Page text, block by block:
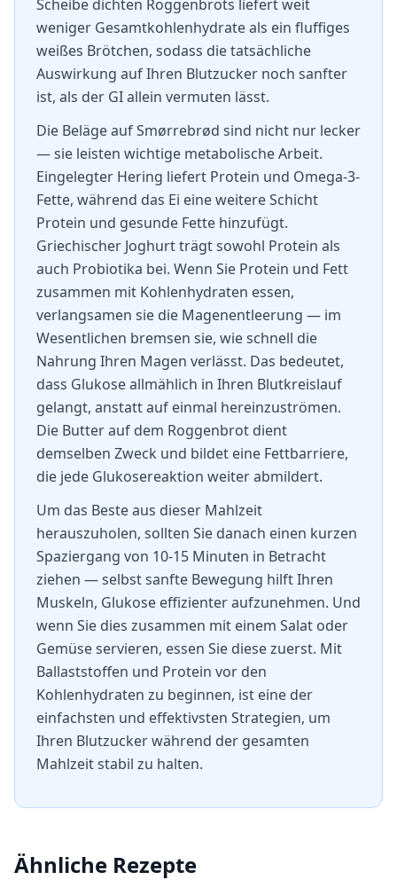
Scheibe dichten Roggenbrots liefert weit
weniger Gesamtkohlenhydrate als ein fluffiges
weißes Brötchen, sodass die tatsächliche
Auswirkung auf Ihren Blutzucker noch sanfter
ist, als der GI allein vermuten lässt.
Die Beläge auf Smørrebrød sind nicht nur lecker
— sie leisten wichtige metabolische Arbeit.
Eingelegter Hering liefert Protein und Omega-3-
Fette, während das Ei eine weitere Schicht
Protein und gesunde Fette hinzufügt.
Griechischer Joghurt trägt sowohl Protein als
auch Probiotika bei. Wenn Sie Protein und Fett
zusammen mit Kohlenhydraten essen,
verlangsamen sie die Magenentleerung — im
Wesentlichen bremsen sie, wie schnell die
Nahrung Ihren Magen verlässt. Das bedeutet,
dass Glukose allmählich in Ihren Blutkreislauf
gelangt, anstatt auf einmal hereinzuströmen.
Die Butter auf dem Roggenbrot dient
demselben Zweck und bildet eine Fettbarriere,
die jede Glukosereaktion weiter abmildert.
Um das Beste aus dieser Mahlzeit
herauszuholen, sollten Sie danach einen kurzen
Spaziergang von 10-15 Minuten in Betracht
ziehen — selbst sanfte Bewegung hilft Ihren
Muskeln, Glukose effizienter aufzunehmen. Und
wenn Sie dies zusammen mit einem Salat oder
Gemüse servieren, essen Sie diese zuerst. Mit
Ballaststoffen und Protein vor den
Kohlenhydraten zu beginnen, ist eine der
einfachsten und effektivsten Strategien, um
Ihren Blutzucker während der gesamten
Mahlzeit stabil zu halten.
Ähnliche Rezepte